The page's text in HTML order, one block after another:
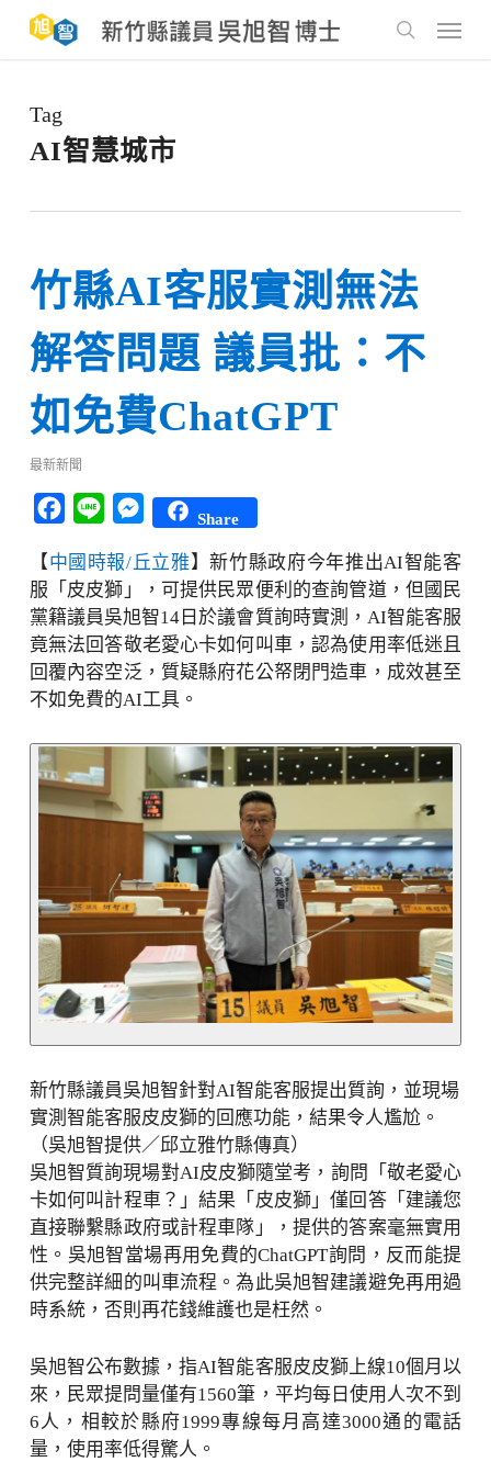
main
Menu
Tag
AI智慧城市
竹縣AI客服實測無法
解答問題 議員批：不
如免費ChatGPT
最新新聞
Facebook
Line Messenger
Share
【中國時報/丘立雅】新竹縣政府今年推出AI智能客
服「皮皮獅」，可提供民眾便利的查詢管道，但國民
黨籍議員吳旭智14日於議會質詢時實測，AI智能客服
竟無法回答敬老愛心卡如何叫車，認為使用率低迷且
回覆內容空泛，質疑縣府花公帑閉門造車，成效甚至
不如免費的AI工具。
新竹縣議員吳旭智針對AI智能客服提出質詢，並現場
實測智能客服皮皮獅的回應功能，結果令人尷尬。
（吳旭智提供／邱立雅竹縣傳真）
吳旭智質詢現場對AI皮皮獅隨堂考，詢問「敬老愛心
卡如何叫計程車？」結果「皮皮獅」僅回答「建議您
直接聯繫縣政府或計程車隊」，提供的答案毫無實用
性。吳旭智當場再用免費的ChatGPT詢問，反而能提
供完整詳細的叫車流程。為此吳旭智建議避免再用過
時系統，否則再花錢維護也是枉然。
吳旭智公布數據，指AI智能客服皮皮獅上線10個月以
來，民眾提問量僅有1560筆，平均每日使用人次不到
6人，相較於縣府1999專線每月高達3000通的電話
量，使用率低得驚人。